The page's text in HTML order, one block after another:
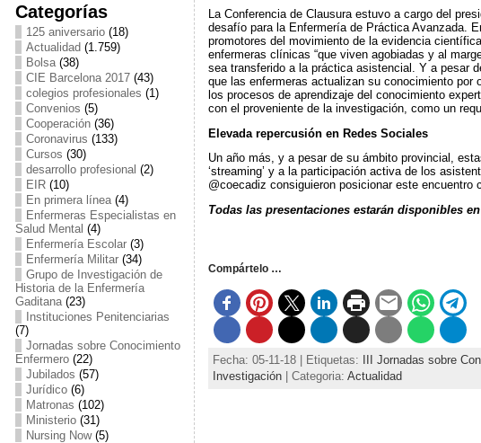
Categorías
125 aniversario(18)
Actualidad (1.759)
Bolsa(38)
CIE Barcelona 2017(43)
colegios profesionales (1)
Convenios (5)
Cooperación(36)
Coronavirus (133)
Cursos (30)
desarrollo profesional (2)
EIR(10)
En primera línea(4)
Enfermeras Especialistas en
Salud Mental (4)
Enfermería Escolar(3)
Enfermería Militar(34)
Grupo de Investigación de
Historia de la Enfermería
Gaditana(23)
Instituciones Penitenciarias
(7)
Jornadas sobre Conocimiento
Enfermero(22)
Jubilados (57)
Jurídico(6)
Matronas (102)
Ministerio(31)
Nursing Now(5)
La Conferencia de Clausura estuvo a cargo del
desafío para la Enfermería de Práctica Avanzada.
promotores del movimiento de la evidencia
enfermeras clínicas “que viven agobiadas y al
sea transferido a la práctica asistencial. Y a pesar
que las enfermeras actualizan su conocimiento por
los procesos de aprendizaje del conocimiento
con el proveniente de la investigación, como un
Elevada repercusión en Redes Sociales
Un año más, y a pesar de su ámbito provincial,
‘streaming’ y a la participación activa de los
@coecadiz consiguieron posicionar este
Todas las presentaciones estarán disponibles
Compártelo …
Fecha: 05-11-18 | Etiquetas: III Jornadas sobre
Investigación| Categoria: Actualidad